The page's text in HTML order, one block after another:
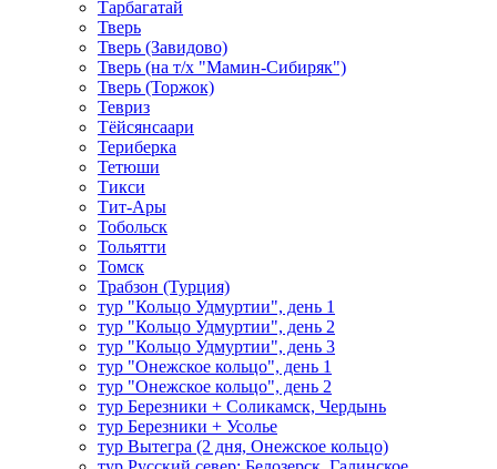
Тарбагатай
Тверь
Тверь (Завидово)
Тверь (на т/х "Мамин-Сибиряк")
Тверь (Торжок)
Тевриз
Тёйсянсаари
Териберка
Тетюши
Тикси
Тит-Ары
Тобольск
Тольятти
Томск
Трабзон (Турция)
тур "Кольцо Удмуртии", день 1
тур "Кольцо Удмуртии", день 2
тур "Кольцо Удмуртии", день 3
тур "Онежское кольцо", день 1
тур "Онежское кольцо", день 2
тур Березники + Соликамск, Чердынь
тур Березники + Усолье
тур Вытегра (2 дня, Онежское кольцо)